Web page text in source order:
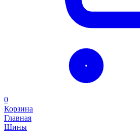
0
Корзина
Главная
Шины